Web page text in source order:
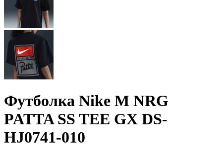
Футболка Nike M NRG
PATTA SS TEE GX DS-
HJ0741-010